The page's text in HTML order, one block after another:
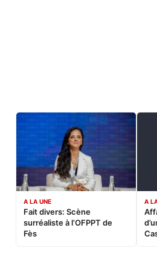
A LA UNE
Fait divers: Scène
surréaliste à l’OFPPT de
Fès
A